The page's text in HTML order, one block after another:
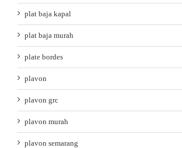
plat baja kapal
plat baja murah
plate bordes
plavon
plavon grc
plavon murah
plavon semarang